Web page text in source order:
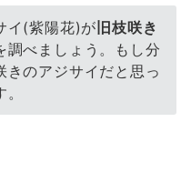
イ(紫陽花)が旧枝咲き
調べましょう。もし分
きのアジサイだと思っ